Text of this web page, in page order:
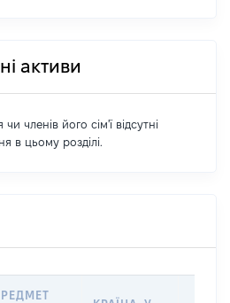
активи
членів його сім'ї відсутні
в цьому розділі.